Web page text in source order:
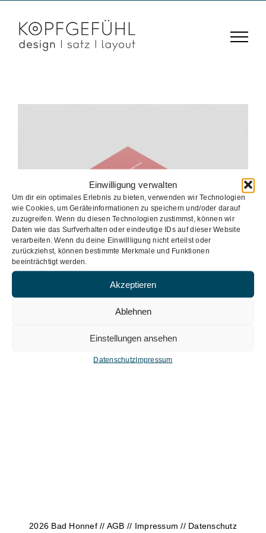
Einwilligung verwalten
Um dir ein optimales Erlebnis zu bieten, verwenden wir Technologien
wie Cookies, um Geräteinformationen zu speichern und/oder darauf
zuzugreifen. Wenn du diesen Technologien zustimmst, können wir
Daten wie das Surfverhalten oder eindeutige IDs auf dieser Website
verarbeiten. Wenn du deine Einwillligung nicht erteilst oder
zurückziehst, können bestimmte Merkmale und Funktionen
beeinträchtigt werden.
Akzeptieren
Ablehnen
Einstellungen ansehen
DatenschutzImpressum
Inhalt
springen
Bildungsmaterial
Bildungsmaterial Broschüre Buch
2026 Bad Honnef // AGB // Impressum // Datenschutz